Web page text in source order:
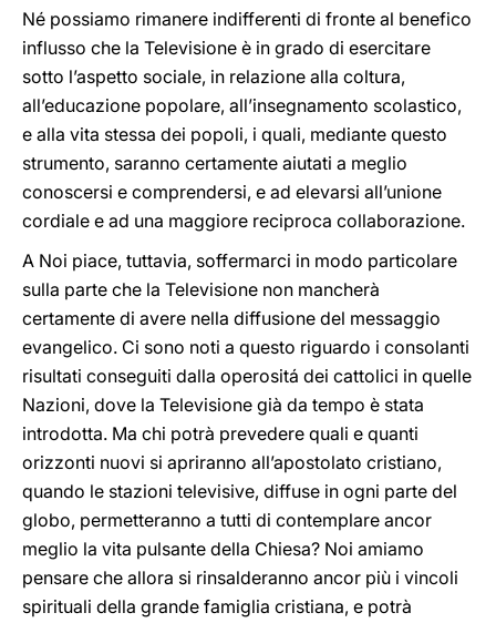
Né possiamo rimanere indifferenti di fronte al benefico
influsso che la Televisione è in grado di esercitare
sotto l’aspetto sociale, in relazione alla coltura,
all’educazione popolare, all’insegnamento scolastico,
e alla vita stessa dei popoli, i quali, mediante questo
strumento, saranno certamente aiutati a meglio
conoscersi e comprendersi, e ad elevarsi all’unione
cordiale e ad una maggiore reciproca collaborazione.
A Noi piace, tuttavia, soffermarci in modo particolare
sulla parte che la Televisione non mancherà
certamente di avere nella diffusione del messaggio
evangelico. Ci sono noti a questo riguardo i consolanti
risultati conseguiti dalla operositá dei cattolici in quelle
Nazioni, dove la Televisione già da tempo è stata
introdotta. Ma chi potrà prevedere quali e quanti
orizzonti nuovi si apriranno all’apostolato cristiano,
quando le stazioni televisive, diffuse in ogni parte del
globo, permetteranno a tutti di contemplare ancor
meglio la vita pulsante della Chiesa? Noi amiamo
pensare che allora si rinsalderanno ancor più i vincoli
spirituali della grande famiglia cristiana, e potrà